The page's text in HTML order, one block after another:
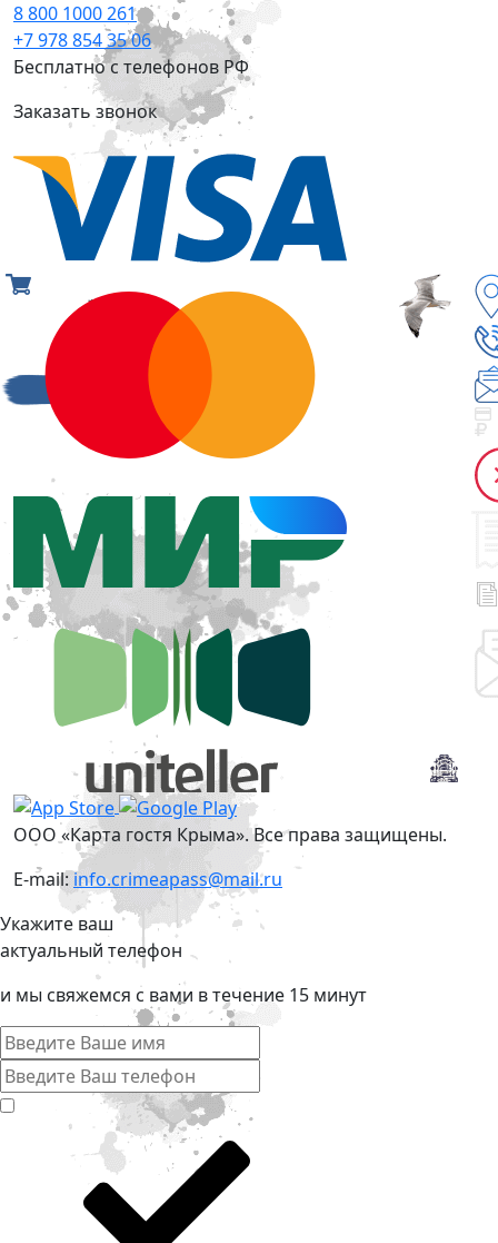
8 800 1000 261
+7 978 854 35 06
Бесплатно с телефонов РФ
Заказать звонок
ООО «Карта гостя Крыма». Все права защищены.
E-mail:info.crimeapass@mail.ru
Укажите ваш
актуальный телефон
и мы свяжемся с вами в течение 15 минут